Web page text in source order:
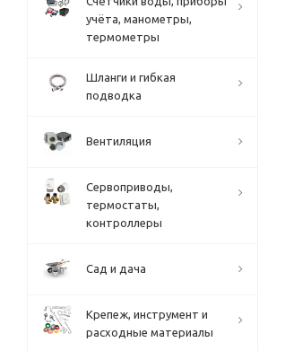
учёта, манометры,
термометры
Шланги и гибкая
подводка
Вентиляция
Сервоприводы,
термостаты,
контроллеры
Сад и дача
Крепеж, инструмент и
расходные материалы